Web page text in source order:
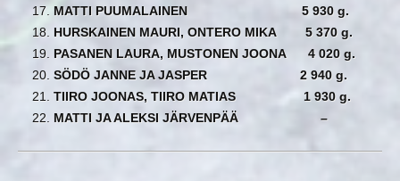
MATTI PUUMALAINEN 5 930 g.
HURSKAINEN MAURI, ONTERO MIKA 5 370 g.
PASANEN LAURA, MUSTONEN JOONA 4 020 g.
SÖDÖ JANNE JA JASPER 2 940 g.
TIIRO JOONAS, TIIRO MATIAS 1 930 g.
MATTI JA ALEKSI JÄRVENPÄÄ –